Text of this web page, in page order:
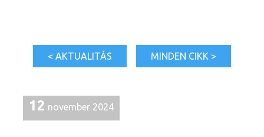
< AKTUALITÁS MINDEN CIKK >
12 november 2024